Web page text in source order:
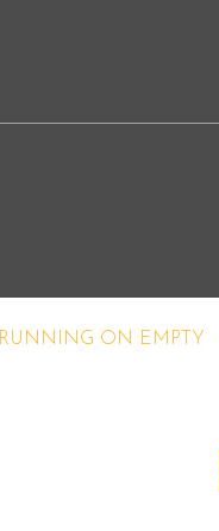
RUNNING ON EMPTY